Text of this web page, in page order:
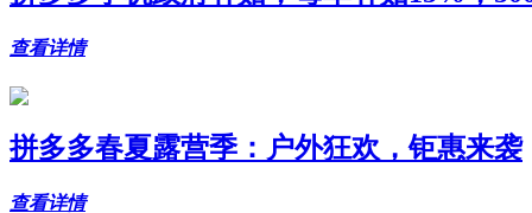
查看详情
拼多多春夏露营季：户外狂欢，钜惠来袭
查看详情